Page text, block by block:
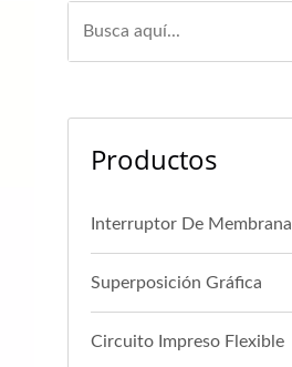
Productos
Interruptor De Membrana
Superposición Gráfica
Circuito Impreso Flexible